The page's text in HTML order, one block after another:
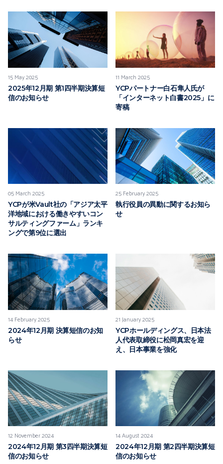
15 May 2025
2025年12月期 第1四半期決算短
信のお知らせ
11 March 2025
YCPパートナー白石隼人氏が
「インターネット白書2025」に
寄稿
05 March 2025
YCPが米Vault社の「アジア太平
洋地域における働きやすいコン
サルティングファーム」ランキ
ングで第9位に選出
25 February 2025
執行役員の異動に関するお知ら
せ
14 February 2025
2024年12月期 決算短信のお知
らせ
21 January 2025
YCPホールディングス、日本法
人代表取締役に松岡真宏を迎
え、日本事業を強化
12 November 2024
2024年12月期 第3四半期決算短
信のお知らせ
14 August 2024
2024年12月期 第2四半期決算短
信のお知らせ